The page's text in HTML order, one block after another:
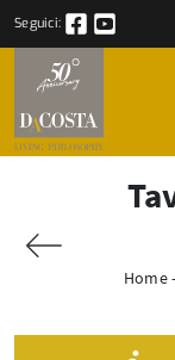
Seguici:
Home-